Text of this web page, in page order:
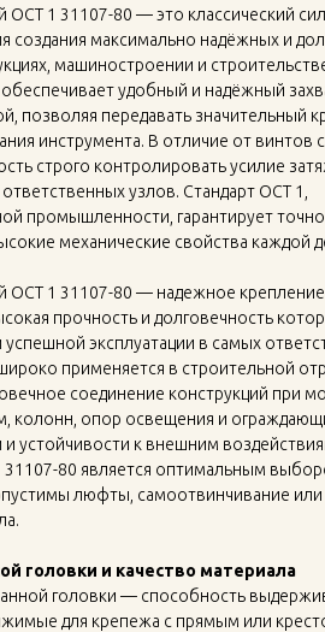
ОСТ 1 31107-80 — это классический
создания максимально надёжных и
машиностроении и
удобный и надёжный
позволяя передавать значительный
инструмента. В отличие от винтов
строго контролировать усилие
узлов. Стандарт ОСТ 1,
промышленности, гарантирует
механические свойства каждой
ОСТ 1 31107-80 — надежное крепление
прочность и долговечность
эксплуатации в самых
применяется в строительной
соединение конструкций при
колонн, опор освещения и
устойчивости к внешним
80 является оптимальным
люфты, самоотвинчивание или
головки и качество материала
головки — способность
для крепежа с прямым или